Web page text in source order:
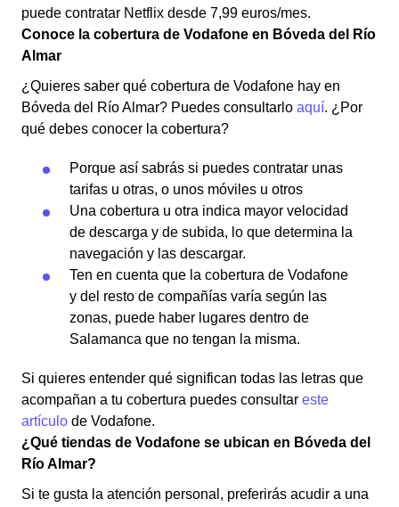
puede contratar Netflix desde 7,99 euros/mes.
Conoce la cobertura de Vodafone en Bóveda del Río
Almar
¿Quieres saber qué cobertura de Vodafone hay en
Bóveda del Río Almar? Puedes consultarlo aquí. ¿Por
qué debes conocer la cobertura?
Porque así sabrás si puedes contratar unas
tarifas u otras, o unos móviles u otros
Una cobertura u otra indica mayor velocidad
de descarga y de subida, lo que determina la
navegación y las descargar.
Ten en cuenta que la cobertura de Vodafone
y del resto de compañías varía según las
zonas, puede haber lugares dentro de
Salamanca que no tengan la misma.
Si quieres entender qué significan todas las letras que
acompañan a tu cobertura puedes consultar este
artículo de Vodafone.
¿Qué tiendas de Vodafone se ubican en Bóveda del
Río Almar?
Si te gusta la atención personal, preferirás acudir a una